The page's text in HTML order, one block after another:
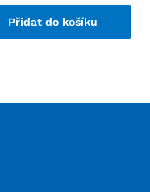
Přidat do košíku